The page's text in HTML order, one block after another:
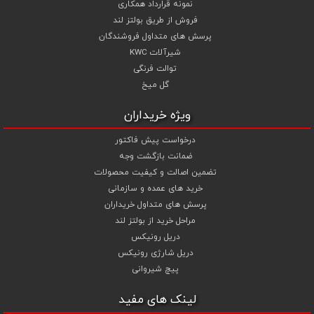
نمونه قرارداد همکاری
فروش از طریق بولتز لند
پرسش های متداول فروشندگان
شیرآلات KWC
توالت فرنگی
گل میخ
ویژه خریداران
درخواست پیش فاکتور
ضمانت بازگشت وجه
تضمین اصالت و کیفیت محصولات
خرید های عمده و سازمانی
پرسش های متداول خریداران
مراحل خرید از بولتز لند
دریل رونیکس
دریل شارژی رونیکس
پیچ شیروانی
لینک های مفید